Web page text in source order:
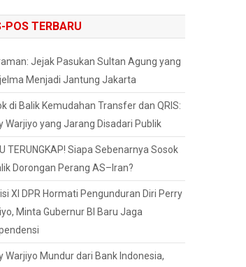
POS TERBARU
Jejak Pasukan Sultan Agung yang
Menjadi Jantung Jakarta
di Balik Kemudahan Transfer dan QRIS:
Warjiyo yang Jarang Disadari Publik
TERUNGKAP! Siapa Sebenarnya Sosok
Dorongan Perang AS–Iran?
XI DPR Hormati Pengunduran Diri Perry
Minta Gubernur BI Baru Jaga
Warjiyo Mundur dari Bank Indonesia,